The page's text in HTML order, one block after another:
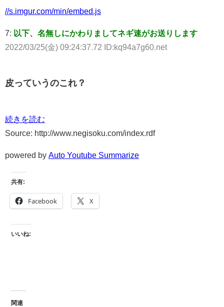
//s.imgur.com/min/embed.js
7: 以下、名無しにかわりましてネギ速がお送りします
2022/03/25(金) 09:24:37.72 ID:kq94a7g60.net
皮っていうのこれ？
続きを読む
Source: http://www.negisoku.com/index.rdf
powered by Auto Youtube Summarize
共有:
Facebook X
いいね:
関連